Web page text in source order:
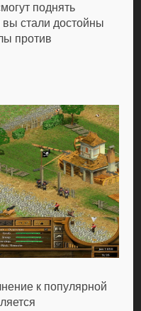
поднять
стали достойны
против
к популярной